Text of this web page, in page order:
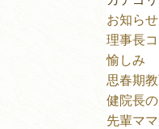
お知らせ
理事長
愉しみ
思春期
健院長
先輩マ